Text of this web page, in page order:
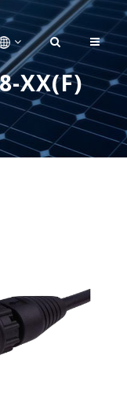
XX(F)